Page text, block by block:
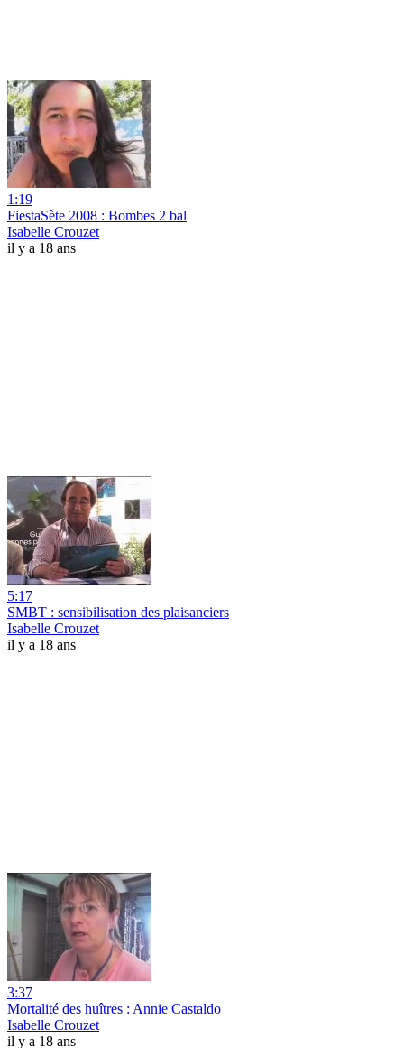
1:19
FiestaSète 2008 : Bombes 2 bal
Isabelle Crouzet
il y a 18 ans
5:17
SMBT : sensibilisation des plaisanciers
Isabelle Crouzet
il y a 18 ans
3:37
Mortalité des huîtres : Annie Castaldo
Isabelle Crouzet
il y a 18 ans